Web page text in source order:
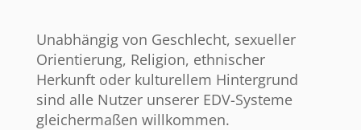
Unabhängig von Geschlecht, sexueller
Orientierung, Religion, ethnischer
Herkunft oder kulturellem Hintergrund
sind alle Nutzer unserer EDV-Systeme
gleichermaßen willkommen.